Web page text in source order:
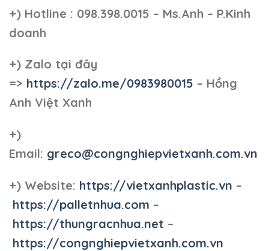
+) Hotline : 098.398.0015 – Ms.Anh – P.Kinh
doanh
+) Zalo tại đây
=> https://zalo.me/0983980015 – Hồng
Anh Việt Xanh
+)
Email: greco@congnghiepvietxanh.com.vn
+) Website: https://vietxanhplastic.vn –
https://palletnhua.com –
https://thungracnhua.net –
https://congnghiepvietxanh.com.vn